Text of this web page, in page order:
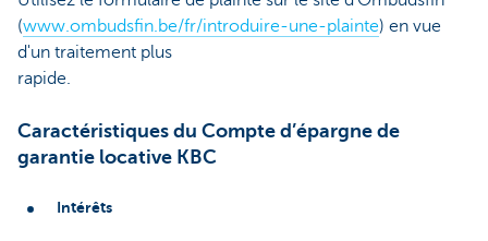
(www.ombudsfin.be/fr/introduire-une-plainte) en vue
d'un traitement plus
rapide.
Caractéristiques du Compte d’épargne de
garantie locative KBC
Intérêts